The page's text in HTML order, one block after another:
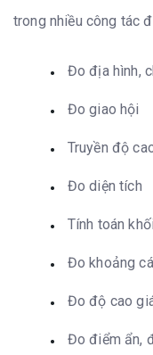
trong nhiều công tác
Đo địa hình,
Đo giao hội
Truyền độ
Đo diện tích
Tính toán
Đo khoảng
Đo độ cao
Đo điểm ẩn,